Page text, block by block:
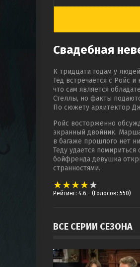
Свадебная
К тридцати годам у
Тед встречается с Ройс
что сам является
Стеллы, но факты
По сюжету архитектор
Ройс восторженно
экранный двойник.
в багаже прошлого нет
Теду удается
бойфренда девушка
странностями.
Рейтинг: 4.6 - (Голосов: 550)
ВСЕ СЕРИИ СЕЗОНА